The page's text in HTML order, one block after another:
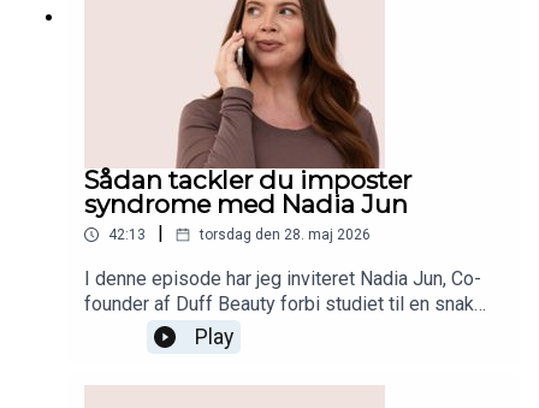
Sådan tackler du imposter
syndrome med Nadia Jun
42:13 torsdag den 28. maj 2026
I denne episode har jeg inviteret Nadia Jun, Co-
founder af Duff Beauty forbi studiet til en snak
om 'imposter syndrome'. Nadia er et af de mest
selvsikre mennesker jeg kender, og i denne
episode deler hun sine tips til hvordan hun tackler
Play